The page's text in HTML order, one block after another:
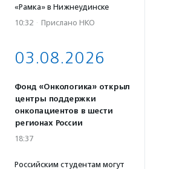
«Рамка» в Нижнеудинске
10:32 · Прислано НКО
03.08.2026
Фонд «Онкологика» открыл
центры поддержки
онкопациентов в шести
регионах России
18:37
Российским студентам могут